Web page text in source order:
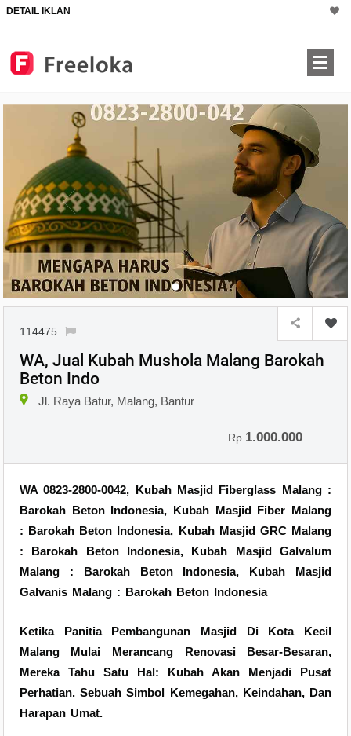
DETAIL IKLAN
114475
WA, Jual Kubah Mushola Malang Barokah
Beton Indo
Jl. Raya Batur, Malang, Bantur
Rp 1.000.000
WA 0823-2800-0042, Kubah Masjid Fiberglass Malang :
Barokah Beton Indonesia, Kubah Masjid Fiber Malang
: Barokah Beton Indonesia, Kubah Masjid GRC Malang
: Barokah Beton Indonesia, Kubah Masjid Galvalum
Malang : Barokah Beton Indonesia, Kubah Masjid
Galvanis Malang : Barokah Beton Indonesia
Ketika Panitia Pembangunan Masjid Di Kota Kecil
Malang Mulai Merancang Renovasi Besar-Besaran,
Mereka Tahu Satu Hal: Kubah Akan Menjadi Pusat
Perhatian. Sebuah Simbol Kemegahan, Keindahan, Dan
Harapan Umat.